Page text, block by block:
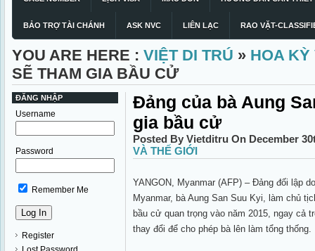
BẢO TRỢ TÀI CHÁNH ASK NVC LIÊN LẠC RAO VẶT-
YOU ARE HERE : VIỆT DI TRÚ » HOA KỲ
SẼ THAM GIA BẦU CỬ
ĐĂNG NHẬP
Username
Password
Remember Me
Register
Ðảng của bà Aung
gia bầu cử
Posted By Vietditru On December
VÀ THẾ GIỚI
YANGON, Myanmar (AFP) – Ðảng đối lập
Myanmar, bà Aung San Suu Kyi, làm chủ
bầu cử quan trọng vào năm 2015, ngay cả
thay đổi để cho phép bà lên làm tổng thống.